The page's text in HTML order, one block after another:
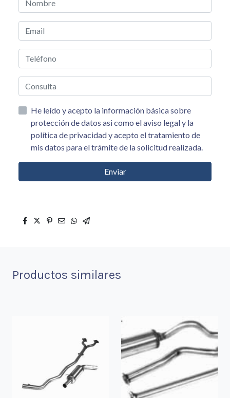
He leído y acepto la información básica sobre
protección de datos asi como el aviso legal y la
política de privacidad y acepto el tratamiento de
mis datos para el trámite de la solicitud realizada.
Enviar
Productos similares